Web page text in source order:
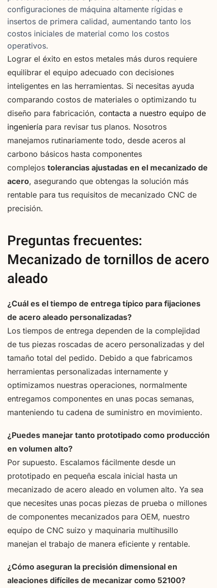
configuraciones de máquina altamente rígidas e
insertos de primera calidad, aumentando tanto los
costos iniciales de material como los costos
operativos.
Lograr el éxito en estos metales más duros requiere
equilibrar el equipo adecuado con decisiones
inteligentes en las herramientas. Si necesitas ayuda
comparando costos de materiales o optimizando tu
diseño para fabricación, contacta a nuestro equipo de
ingeniería para revisar tus planos. Nosotros
manejamos rutinariamente todo, desde aceros al
carbono básicos hasta componentes
complejos tolerancias ajustadas en el mecanizado de
acero, asegurando que obtengas la solución más
rentable para tus requisitos de mecanizado CNC de
precisión.
Preguntas frecuentes:
Mecanizado de tornillos de acero
aleado
¿Cuál es el tiempo de entrega típico para fijaciones
de acero aleado personalizadas?
Los tiempos de entrega dependen de la complejidad
de tus piezas roscadas de acero personalizadas y del
tamaño total del pedido. Debido a que fabricamos
herramientas personalizadas internamente y
optimizamos nuestras operaciones, normalmente
entregamos componentes en unas pocas semanas,
manteniendo tu cadena de suministro en movimiento.
¿Puedes manejar tanto prototipado como producción
en volumen alto?
Por supuesto. Escalamos fácilmente desde un
prototipado en pequeña escala inicial hasta un
mecanizado de acero aleado en volumen alto. Ya sea
que necesites unas pocas piezas de prueba o millones
de componentes mecanizados para OEM, nuestro
equipo de CNC suizo y maquinaria multihusillo
manejan el trabajo de manera eficiente y rentable.
¿Cómo aseguran la precisión dimensional en
aleaciones difíciles de mecanizar como 52100?